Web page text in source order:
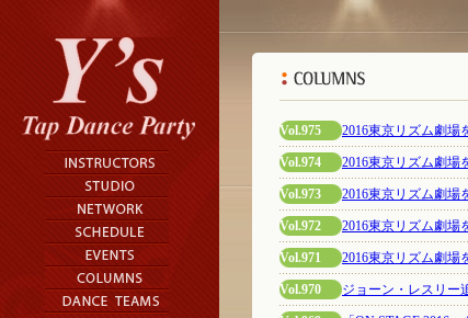
Vol.975 2016東京リズム劇場
Vol.974 2016東京リズム劇
Vol.973 2016東京リズム劇場
Vol.972 2016東京リズム劇場
Vol.971 2016東京リズム劇場
Vol.970 ジョーン・レスリー